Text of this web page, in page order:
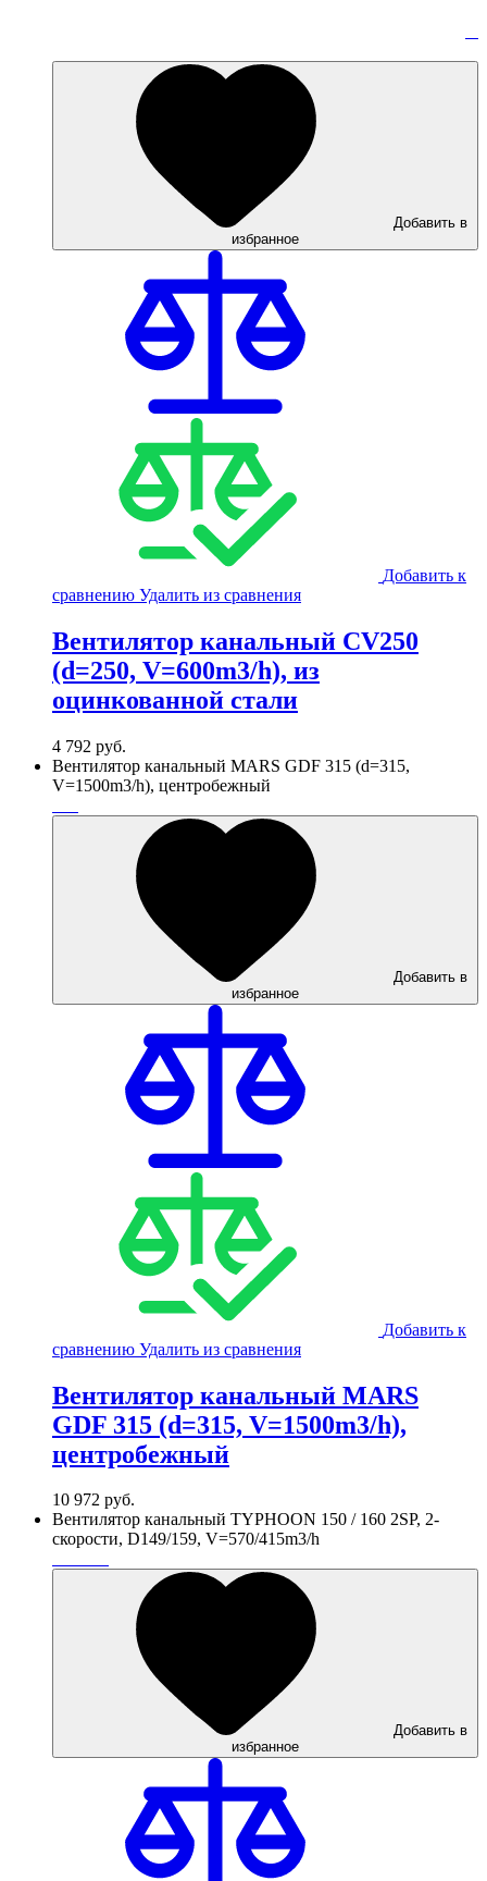
Добавить в
избранное
Добавить к
сравнению Удалить из сравнения
Вентилятор канальный CV250
(d=250, V=600m3/h), из
оцинкованной стали
4 792 руб.
Вентилятор канальный MARS GDF 315 (d=315,
V=1500m3/h), центробежный
Добавить в
избранное
Добавить к
сравнению Удалить из сравнения
Вентилятор канальный MARS
GDF 315 (d=315, V=1500m3/h),
центробежный
10 972 руб.
Вентилятор канальный TYPHOON 150 / 160 2SP, 2-
скорости, D149/159, V=570/415m3/h
Добавить в
избранное